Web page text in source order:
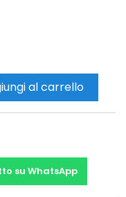
al carrello
su WhatsApp